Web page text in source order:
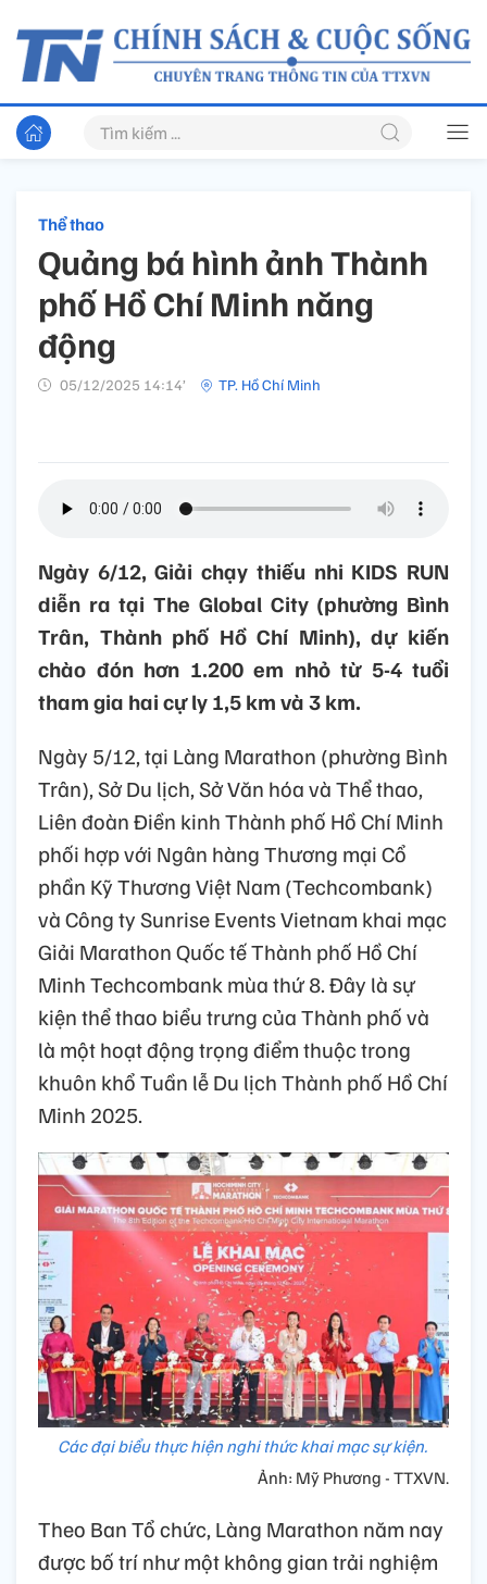
Thể thao
Quảng bá hình ảnh Thành
phố Hồ Chí Minh năng
động
05/12/2025 14:14’ TP. Hồ Chí Minh
Ngày 6/12, Giải chạy thiếu nhi KIDS RUN
diễn ra tại The Global City (phường Bình
Trân, Thành phố Hồ Chí Minh), dự kiến
chào đón hơn 1.200 em nhỏ từ 5-4 tuổi
tham gia hai cự ly 1,5 km và 3 km.
Ngày 5/12, tại Làng Marathon (phường Bình
Trân), Sở Du lịch, Sở Văn hóa và Thể thao,
Liên đoàn Điền kinh Thành phố Hồ Chí Minh
phối hợp với Ngân hàng Thương mại Cổ
phần Kỹ Thương Việt Nam (Techcombank)
và Công ty Sunrise Events Vietnam khai mạc
Giải Marathon Quốc tế Thành phố Hồ Chí
Minh Techcombank mùa thứ 8. Đây là sự
kiện thể thao biểu trưng của Thành phố và
là một hoạt động trọng điểm thuộc trong
khuôn khổ Tuần lễ Du lịch Thành phố Hồ Chí
Minh 2025.
Các đại biểu thực hiện nghi thức khai mạc sự kiện.
Ảnh: Mỹ Phương - TTXVN.
Theo Ban Tổ chức, Làng Marathon năm nay
được bố trí như một không gian trải nghiệm